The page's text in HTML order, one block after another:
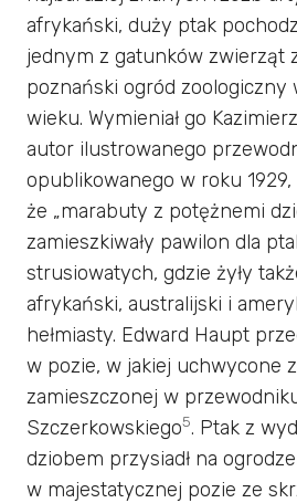
afrykański, duży ptak
jednym z gatunków zwierząt
poznański ogród zoologiczny
wieku. Wymieniał go
autor ilustrowanego
opublikowanego w roku 1929,
że „marabuty z potężnemi
zamieszkiwały pawilon dla
strusiowatych, gdzie żyły
afrykański, australijski i
hełmiasty. Edward Haupt
w pozie, w jakiej uchwycone
zamieszczonej w
Szczerkowskiego5. Ptak z
dziobem przysiadł na
w majestatycznej pozie ze